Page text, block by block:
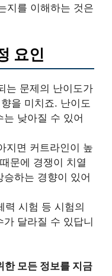
지를 이해하는 것은
요인
는 문제의 난이도가
을 미치죠. 난이도
는 낮아질 수 있어
지면 커트라인이 높
문에 경쟁이 치열
하는 경향이 있어
력 시험 등 시험의
달라질 수 있답니
모든 정보를 지금